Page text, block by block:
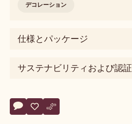
デコレーション
仕様とパッケージ
サステナビリティおよび認証
Actions
コメント
- Blossoms Milk
保存
- Blossoms Milk
比較
- Blossoms Milk